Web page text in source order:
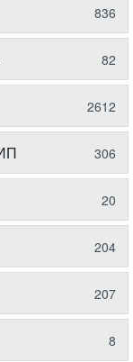
836
82
2612
306
20
204
207
8